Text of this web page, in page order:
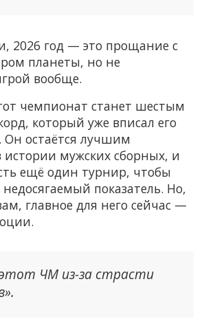
2026 год — это прощание с
планеты, но не
вообще.
чемпионат станет шестым
который уже вписал его
остаётся лучшим
мужских сборных, и
ещё один турнир, чтобы
показатель. Но,
главное для него сейчас —
ЧМ из-за страсти